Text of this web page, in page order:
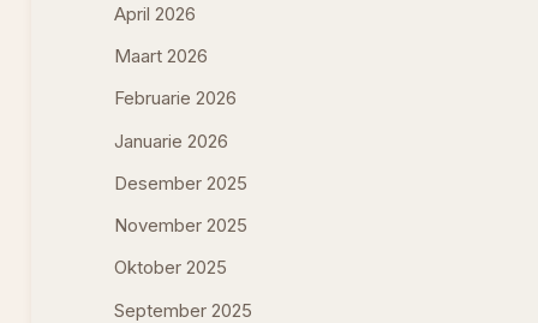
April 2026
Maart 2026
Februarie 2026
Januarie 2026
Desember 2025
November 2025
Oktober 2025
September 2025